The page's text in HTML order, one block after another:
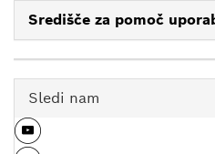
Središče za pomoč
Sledi nam